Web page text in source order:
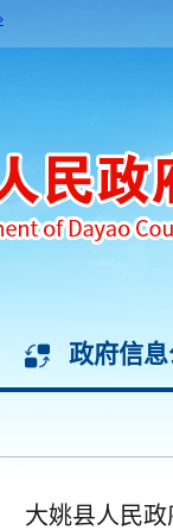
政府信
大姚县人民